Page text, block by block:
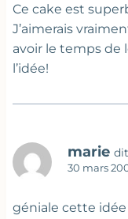
Ce cake est
J’aimerais
avoir le temps de
l’idée!
marie
30 mars
géniale cette